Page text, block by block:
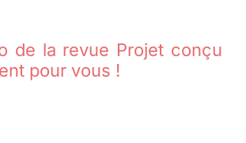
de la revue Projet conçu
pour vous !